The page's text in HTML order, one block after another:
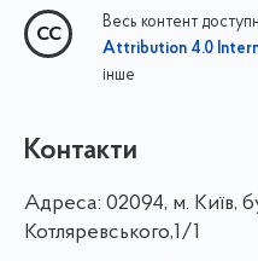
Весь контент
Attribution 4.0
інше
Контакти
Адреса: 02094, м. Київ,
Котляревського,1/1